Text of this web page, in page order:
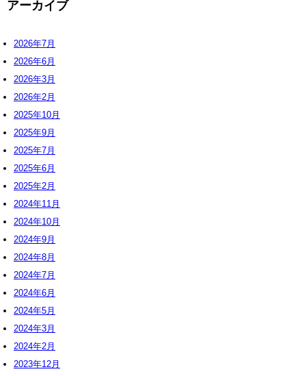
アーカイブ
2026年7月
2026年6月
2026年3月
2026年2月
2025年10月
2025年9月
2025年7月
2025年6月
2025年2月
2024年11月
2024年10月
2024年9月
2024年8月
2024年7月
2024年6月
2024年5月
2024年3月
2024年2月
2023年12月